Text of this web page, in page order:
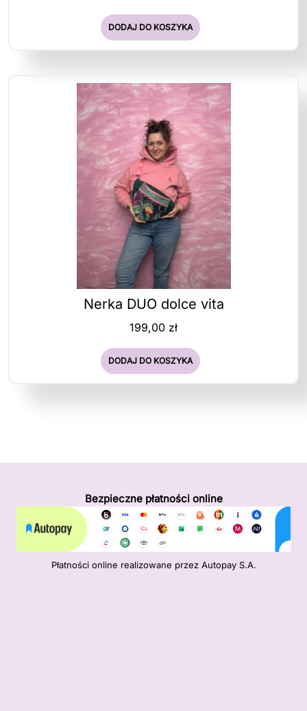
DODAJ DO KOSZYKA
Nerka DUO dolce vita
199,00 zł
DODAJ DO KOSZYKA
Bezpieczne płatności online
Płatności online realizowane przez Autopay S.A.